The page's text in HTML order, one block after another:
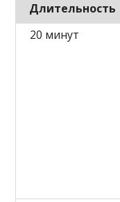
Длительность
20 минут